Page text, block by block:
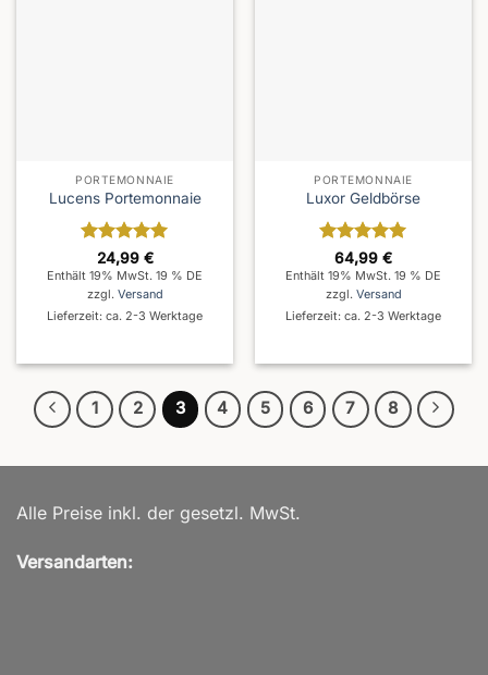
PORTEMONNAIE
Lucens Portemonnaie
Bewertet
mit5von
5
24,99 €
Enthält 19% MwSt. 19 % DE
zzgl. Versand
Lieferzeit: ca. 2-3 Werktage
PORTEMONNAIE
Luxor Geldbörse
Bewertet
mit5von
5
64,99 €
Enthält 19% MwSt. 19 % DE
zzgl. Versand
Lieferzeit: ca. 2-3 Werktage
1 2 3 4 5 6 7 8
Alle Preise inkl. der gesetzl. MwSt.
Versandarten: